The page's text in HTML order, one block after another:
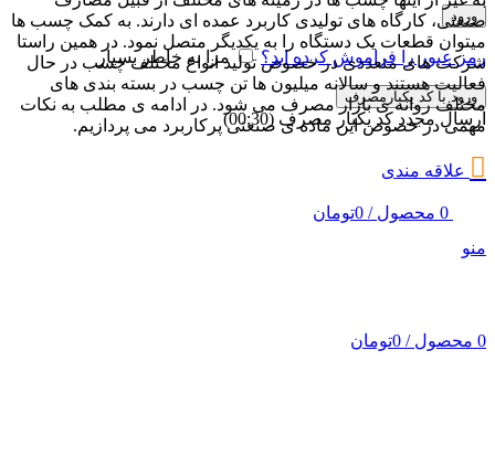
ورود
رمز عبور را فراموش کرده اید؟ مرا به خاطر بسپار
ورود با کد یکبارمصرف
ارسال مجدد کد یکبار مصرف (00:
30
)
علاقه مندی
0 محصول /
0تومان
منو
0 محصول /
0تومان
صنعتی، کارگاه های تولیدی کاربرد عمده ای دارند. به کمک چسب ها
میتوان قطعات یک دستگاه را به یکدیگر متصل نمود. در همین راستا
شرکت های متعددی در خصوص تولید انواع مختلف چسب در حال
فعالیت هستند و سالانه میلیون ها تن چسب در بسته بندی های
مختلف روانه ی بازار مصرف می شود. در ادامه ی مطلب به نکات
مهمی در خصوص این ماده ی صنعتی پرکاربرد می پردازیم.